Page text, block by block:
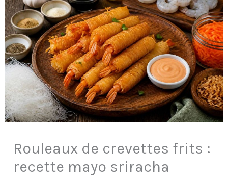
Rouleaux de crevettes frits :
recette mayo sriracha